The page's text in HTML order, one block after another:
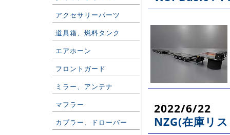
アクセサリーパーツ
道具箱、燃料タンク
エアホーン
フロントガード
ミラー、アンテナ
マフラー
カプラー、ドローバー
2022/6/22
NZG(在庫リ